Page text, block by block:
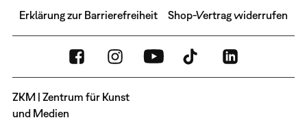
Erklärung zur Barrierefreiheit Shop-Vertrag widerrufen
ZKM | Zentrum für Kunst
und Medien